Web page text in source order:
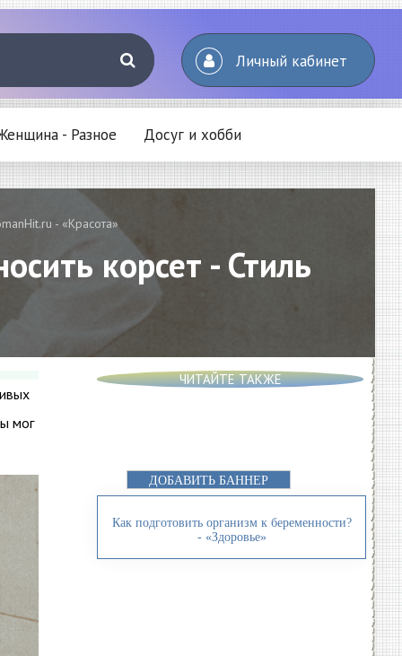
Личный кабинет
- Разное Досуг и хобби
- «Красота»
корсет - Стиль
мог
ЧИТАЙТЕ ТАКЖЕ
ДОБАВИТЬ БАННЕР
Как подготовить организм к беременности?
- «Здоровье»